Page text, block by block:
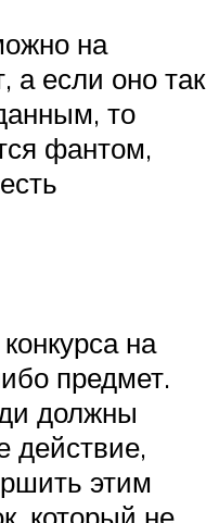
на
а если оно так
то
фантом,
на
предмет.
должны
действие,
этим